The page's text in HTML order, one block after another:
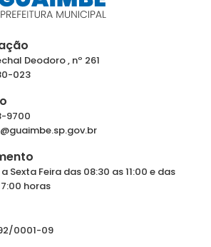
Deodoro , nº 261
023
9700
Sexta Feira das 08:30 as 11:00 e das
horas
0001-09